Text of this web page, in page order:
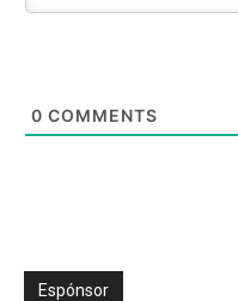
0 COMMENTS
Espónsor